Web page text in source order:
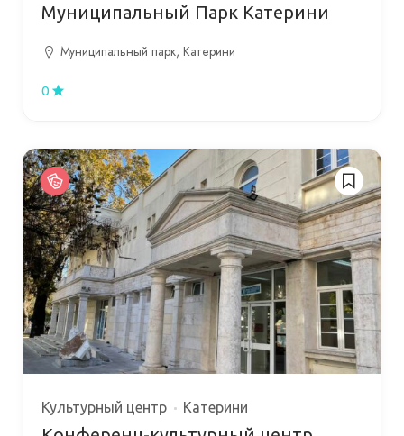
Муниципальный Парк Катерини
Муниципальный парк, Катерини
0
Культурный центр Катерини